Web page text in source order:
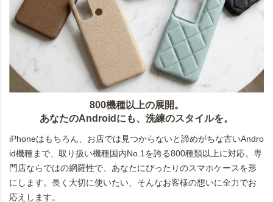
800機種以上の展開。
あなたのAndroidにも、洗練のスタイルを。
iPhoneはもちろん、お店では見つからないと諦めがちな古いAndro
id機種まで、取り扱い機種国内No.1を誇る800種類以上に対応。専
門店ならではの網羅性で、あなたにぴったりのスマホケースを形
にします。長く大切に使いたい、そんなお客様の想いに全力でお
応えします。